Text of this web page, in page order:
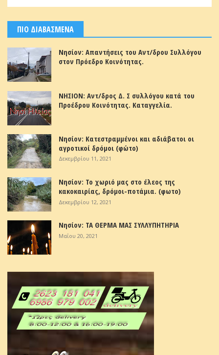
ΠΙΟ ΔΙΑΒΑΣΜΕΝΑ
Νησίον: Απαντήσεις του Αντ/δρου Συλλόγου
στον Πρόεδρο Κοινότητας.
ΝΗΣΙΟΝ: Αντ/δρος Δ. Σ συλλόγου κατά του
Προέδρου Κοινότητας. Καταγγελία.
Νησίον: Κατεστραμμένοι και αδιάβατοι οι
αγροτικοί δρόμοι (φώτο)
Δεκεμβρίου 11, 2021
Νησίον: Το χωριό μας στο έλεος της
κακοκαιρίας, δρόμοι-ποτάμια. (φωτο)
Δεκεμβρίου 12, 2021
Νησίον: ΤΑ ΘΕΡΜΑ ΜΑΣ ΣΥΛΛΥΠΗΤΗΡΙΑ
Μαΐου 20, 2021